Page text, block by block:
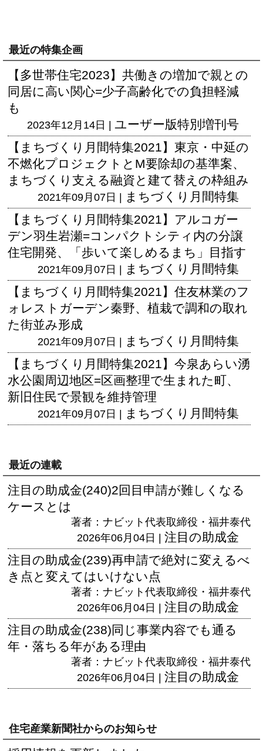
最近の特集企画
【多世帯住宅2023】共働きの増加で親との
同居に高い関心=少子高齢化での負担軽減
も
2023年12月14日 | ユーザー版特別増刊号
【まちづくり月間特集2021】東京・中延の
不燃化プロジェクトとM要除却の基準案、
まちづくり支える融資と建て替えの枠組み
2021年09月07日 | まちづくり月間特集
【まちづくり月間特集2021】アルコガー
デン羽生岩瀬=コンパクトシティ内の分譲
住宅開発、「歩いて楽しめるまち」目指す
2021年09月07日 | まちづくり月間特集
【まちづくり月間特集2021】住友林業のフ
ォレストガーデン秦野、植栽で調和の取れ
た街並み形成
2021年09月07日 | まちづくり月間特集
【まちづくり月間特集2021】今泉あらい湧
水公園周辺地区=区画整理で生まれた町、
新旧住民で景観を維持管理
2021年09月07日 | まちづくり月間特集
最近の連載
注目の助成金(240)2回目申請が難しくなる
ケースとは
著者：ナビット代表取締役・福井泰代
2026年06月04日 | 注目の助成金
注目の助成金(239)再申請で絶対に変えるべ
き点と変えてはいけない点
著者：ナビット代表取締役・福井泰代
2026年06月04日 | 注目の助成金
注目の助成金(238)同じ事業内容でも通る
年・落ちる年がある理由
著者：ナビット代表取締役・福井泰代
2026年06月04日 | 注目の助成金
住宅産業新聞社からのお知らせ